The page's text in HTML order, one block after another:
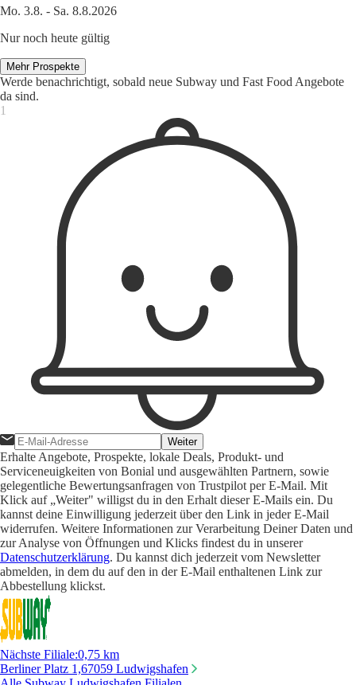
Mo. 3.8. - Sa. 8.8.2026
Nur noch heute gültig
Mehr Prospekte
Werde benachrichtigt, sobald neue Subway und Fast Food Angebote
da sind.
Weiter
Erhalte Angebote, Prospekte, lokale Deals, Produkt- und
Serviceneuigkeiten von Bonial und ausgewählten Partnern, sowie
gelegentliche Bewertungsanfragen von Trustpilot per E-Mail. Mit
Klick auf „Weiter" willigst du in den Erhalt dieser E-Mails ein. Du
kannst deine Einwilligung jederzeit über den Link in jeder E-Mail
widerrufen. Weitere Informationen zur Verarbeitung Deiner Daten und
zur Analyse von Öffnungen und Klicks findest du in unserer
Datenschutzerklärung. Du kannst dich jederzeit vom Newsletter
abmelden, in dem du auf den in der E-Mail enthaltenen Link zur
Abbestellung klickst.
Nächste Filiale:0,75 km
Berliner Platz 1,67059 Ludwigshafen